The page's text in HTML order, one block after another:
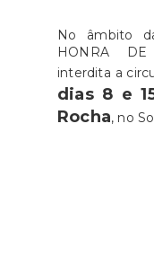
No âmbito
HONRA DE
interdita a
dias 8 e
Rocha, no